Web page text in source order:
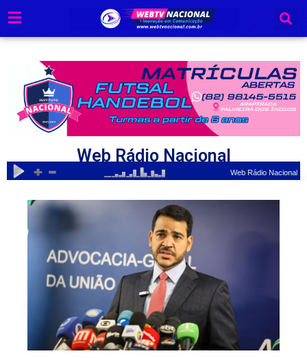
para
o
Web Rádio Nacional